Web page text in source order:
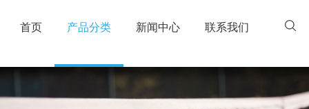
首页 产品分类 新闻中心 联系我们